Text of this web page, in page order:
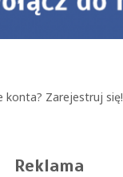
konta? Zarejestruj się!
Reklama